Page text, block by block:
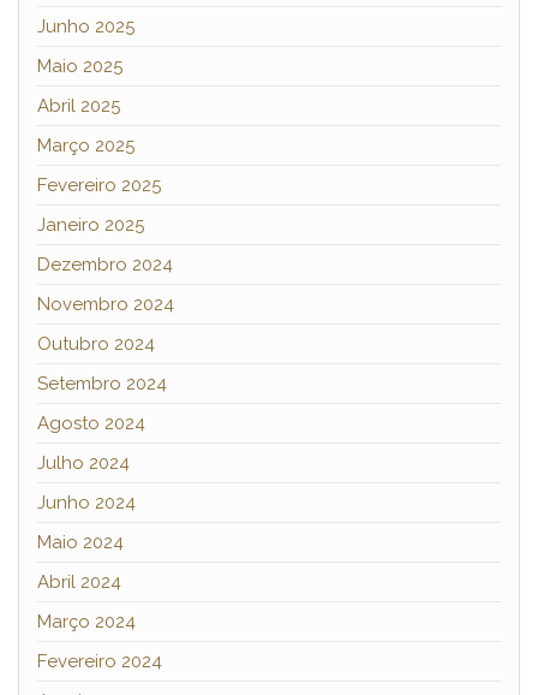
Junho 2025
Maio 2025
Abril 2025
Março 2025
Fevereiro 2025
Janeiro 2025
Dezembro 2024
Novembro 2024
Outubro 2024
Setembro 2024
Agosto 2024
Julho 2024
Junho 2024
Maio 2024
Abril 2024
Março 2024
Fevereiro 2024